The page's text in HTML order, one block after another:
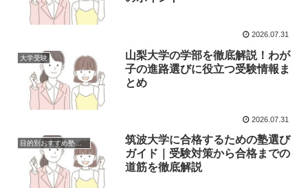
2026.07.31
大学受験
山梨大学の学部を徹底解説！わが
子の進路選びに役立つ受験情報ま
とめ
2026.07.31
目的別おすすめ塾・予備校・家庭教師
筑波大学に合格するための塾選び
ガイド｜受験対策から合格までの
道筋を徹底解説